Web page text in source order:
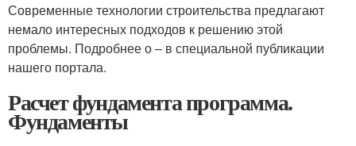
Современные технологии строительства предлагают
немало интересных подходов к решению этой
проблемы. Подробнее о – в специальной публикации
нашего портала.
Расчет фундамента программа.
Фундаменты